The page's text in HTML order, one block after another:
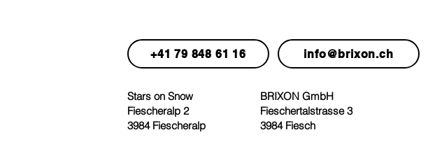
Stars on Snow
Fiescheralp 2
3984 Fiescheralp
BRIXON GmbH
Fieschertalstrasse 3
3984 Fiesch
+41 79 848 61 16 info@brixon.ch